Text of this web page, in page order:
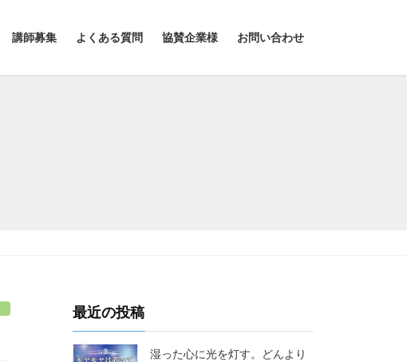
講師募集 よくある質問 協賛企業様 お問い合わせ
最近の投稿
湿った心に光を灯す。どんより